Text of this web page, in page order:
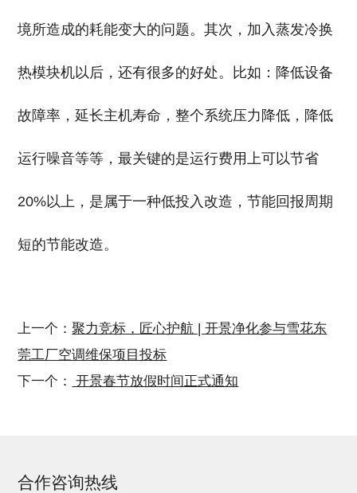
境所造成的耗能变大的问题。其次，加入蒸发冷换
热模块机以后，还有很多的好处。比如：降低设备
故障率，延长主机寿命，整个系统压力降低，降低
运行噪音等等，最关键的是运行费用上可以节省
20%以上，是属于一种低投入改造，节能回报周期
短的节能改造。
上一个： 聚力竞标，匠心护航 | 开景净化参与雪花东
莞工厂空调维保项目投标
下一个：
开景春节放假时间正式通知
合作咨询热线